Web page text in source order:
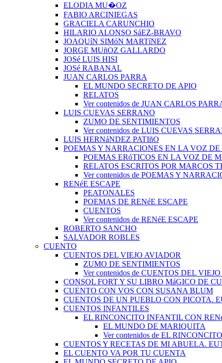
ELODIA MU�OZ
FABIO ARCINIEGAS
GRACIELA CARUNCHIO
HILARIO ALONSO SáEZ-BRAVO
JOAQUíN SIMóN MARTíNEZ
JORGE MUñOZ GALLARDO
JOSé LUIS HISI
JOSé RABANAL
JUAN CARLOS PARRA
EL MUNDO SECRETO DE APIO
RELATOS
Ver contenidos de JUAN CARLOS
LUIS CUEVAS SERRANO
ZUMO DE SENTIMIENTOS
Ver contenidos de LUIS CUEVAS
LUIS HERNáNDEZ PATIñO
POEMAS Y NARRACIONES EN LA VOZ DE
POEMAS ERóTICOS EN LA VOZ DE
RELATOS ESCRITOS POR MARCOS
Ver contenidos de POEMAS Y
RENéE ESCAPE
PEATONALES
POEMAS DE RENéE ESCAPE
CUENTOS
Ver contenidos de RENéE ESCAPE
ROBERTO SANCHO
SALVADOR ROBLES
CUENTO
CUENTOS DEL VIEJO AVIADOR
ZUMO DE SENTIMIENTOS
Ver contenidos de CUENTOS DEL
CONSOL FORT Y SU LIBRO MáGICO DE
CUENTO CON VOS CON SUSANA BLUM
CUENTOS DE UN PUEBLO CON PICOTA.
CUENTOS INFANTILES
EL RINCONCITO INFANTIL CON
EL MUNDO DE MARIQUITA
Ver contenidos de EL
CUENTOS Y RECETAS DE MI ABUELA.
EL CUENTO VA POR TU CUENTA